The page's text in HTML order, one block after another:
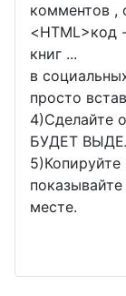
комментов ,
<HTML>код
книг ...
в
просто
4)Сделайте
БУДЕТ
месте.